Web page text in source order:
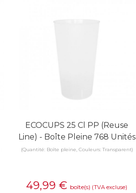
ECOCUPS 25 Cl PP (Reuse
Line) - Boîte Pleine 768 Unités
(Quantité: Boîte pleine, Couleurs: Transparent)
49,99 € boîte(s) (TVA excluse)